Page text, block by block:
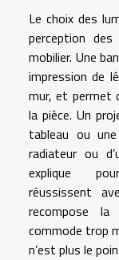
Le choix des
perception
mobilier. Une
impression de
mur, et permet
la pièce. Un
tableau ou
radiateur ou
explique
réussissent
recompose
commode trop
n’est plus le